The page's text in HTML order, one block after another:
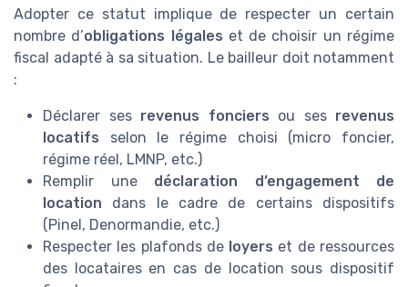
Adopter ce statut implique de respecter un certain
nombre d’obligations légales et de choisir un régime
fiscal adapté à sa situation. Le bailleur doit notamment
:
Déclarer ses revenus fonciers ou ses revenus
locatifs selon le régime choisi (micro foncier,
régime réel, LMNP, etc.)
Remplir une déclaration d’engagement de
location dans le cadre de certains dispositifs
(Pinel, Denormandie, etc.)
Respecter les plafonds de loyers et de ressources
des locataires en cas de location sous dispositif